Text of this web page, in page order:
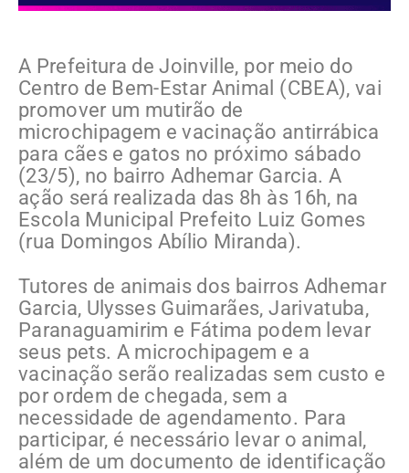
A Prefeitura de Joinville, por meio do
Centro de Bem-Estar Animal (CBEA), vai
promover um mutirão de
microchipagem e vacinação antirrábica
para cães e gatos no próximo sábado
(23/5), no bairro Adhemar Garcia. A
ação será realizada das 8h às 16h, na
Escola Municipal Prefeito Luiz Gomes
(rua Domingos Abílio Miranda).
Tutores de animais dos bairros Adhemar
Garcia, Ulysses Guimarães, Jarivatuba,
Paranaguamirim e Fátima podem levar
seus pets. A microchipagem e a
vacinação serão realizadas sem custo e
por ordem de chegada, sem a
necessidade de agendamento. Para
participar, é necessário levar o animal,
além de um documento de identificação